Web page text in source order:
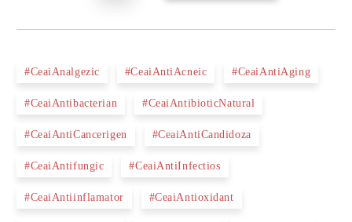
#CeaiAnalgezic #CeaiAntiAcneic #CeaiAntiAging
#CeaiAntibacterian #CeaiAntibioticNatural
#CeaiAntiCancerigen #CeaiAntiCandidoza
#CeaiAntifungic #CeaiAntiInfectios
#CeaiAntiinflamator #CeaiAntioxidant